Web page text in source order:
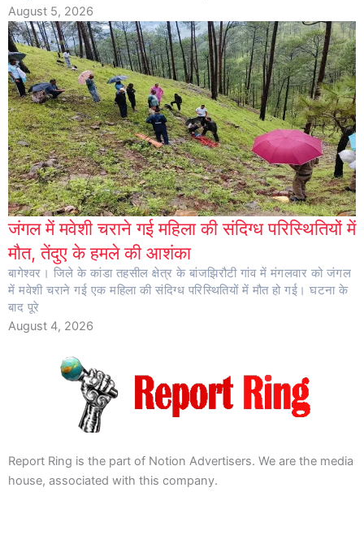
August 5, 2026
जंगल में मवेशी चराने गई महिला की संदिग्ध परिस्थितियों में
मौत, तेंदुए के हमले की आशंका
बागेश्वर। जिले के कांडा तहसील क्षेत्र के बांजझिरौटी गांव में मंगलवार को जंगल
में मवेशी चराने गई एक महिला की संदिग्ध परिस्थितियों में मौत हो गई। घटना के
बाद पूरे
August 4, 2026
Report Ring is the part of Notion Advertisers. We are the media
house, associated with this company.